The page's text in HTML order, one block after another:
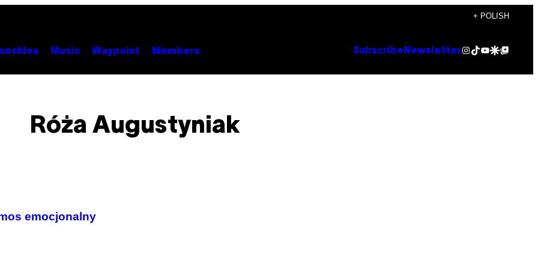
+ POLISH
Music Waypoint Members Subscribe NewsletterInstagram
TikTok
YouTube
Google Discover
Google Top Posts
Róża Augustyniak
emocjonalny